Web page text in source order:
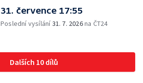
31. července 17:55
Poslední vysílání31. 7. 2026na ČT24
Dalších 10 dílů